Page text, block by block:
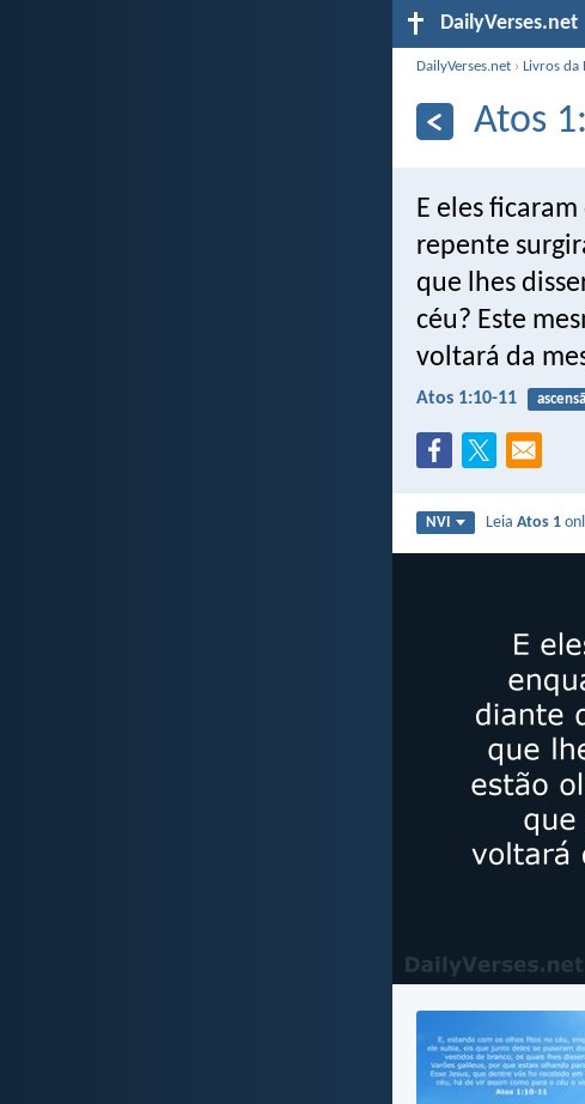
DailyVerses.net
DailyVerses.net ›Livros da
Atos
E eles
repente
que lhes
céu? Este
voltará da
Atos 1:10-11
NVI LeiaAtos 1